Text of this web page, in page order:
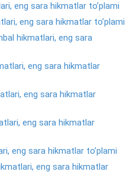
eng sara hikmatlar to’plami
eng sara hikmatlar to’plami
hikmatlari, eng sara
eng sara hikmatlar
eng sara hikmatlar
eng sara hikmatlar
eng sara hikmatlar to’plami
eng sara hikmatlar